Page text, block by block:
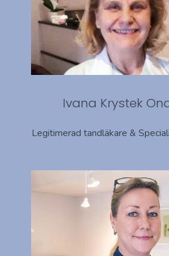
Ivana Krystek
Legitimerad tandläkare &